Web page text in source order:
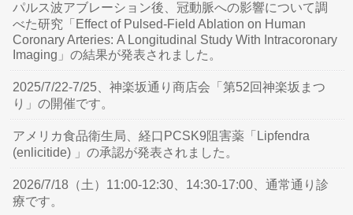
パルス波アブレーション後、冠動脈への影響について調
べた研究「Effect of Pulsed-Field Ablation on Human
Coronary Arteries: A Longitudinal Study With Intracoronary
Imaging」の結果が発表されました。
2025/7/22-7/25、神楽坂通り商店会「第52回神楽坂まつ
り」の開催です。
アメリカ食品衛生局、経口PCSK9阻害薬「Lipfendra
(enlicitide) 」の承認が発表されました。
2026/7/18（土）11:00-12:30、14:30-17:00、通常通り診
療です。